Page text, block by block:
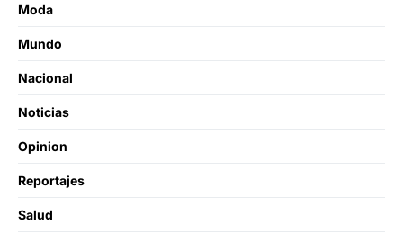
Moda
Mundo
Nacional
Noticias
Opinion
Reportajes
Salud